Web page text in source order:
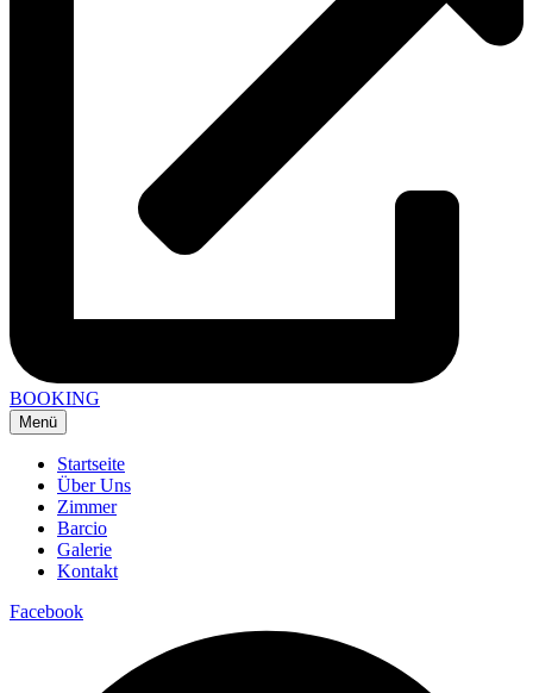
BOOKING
Menü
Startseite
Über Uns
Zimmer
Barcio
Galerie
Kontakt
Facebook